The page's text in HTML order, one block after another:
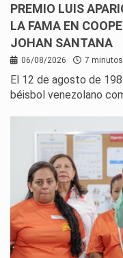
PREMIO LUIS
LA FAMA EN
JOHAN SANTANA
06/08/2026 7
El 12 de agosto de
béisbol venezolano